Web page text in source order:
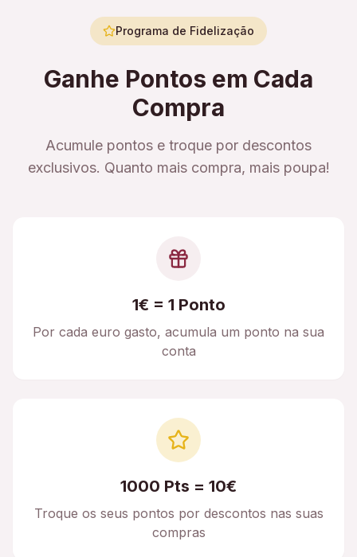
Programa de Fidelização
Ganhe Pontos em Cada
Compra
Acumule pontos e troque por descontos
exclusivos. Quanto mais compra, mais poupa!
1€ = 1 Ponto
Por cada euro gasto, acumula um ponto na sua
conta
1000 Pts = 10€
Troque os seus pontos por descontos nas suas
compras